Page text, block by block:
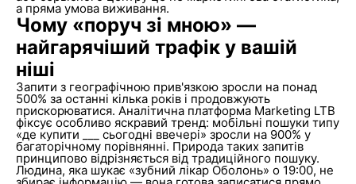
а пряма умова виживання.
Чому «поруч зі мною» —
найгарячіший трафік у вашій
ніші
Запити з географічною прив'язкою зросли на понад
500% за останні кілька років і продовжують
прискорюватися. Аналітична платформа Marketing LTB
фіксує особливо яскравий тренд: мобільні пошуки типу
«де купити ___ сьогодні ввечері» зросли на 900% у
багаторічному порівнянні. Природа таких запитів
принципово відрізняється від традиційного пошуку.
Людина, яка шукає «зубний лікар Оболонь» о 19:00, не